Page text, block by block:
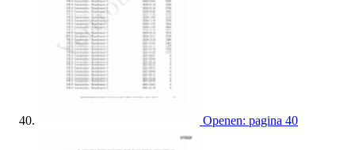
Openen: pagina 40